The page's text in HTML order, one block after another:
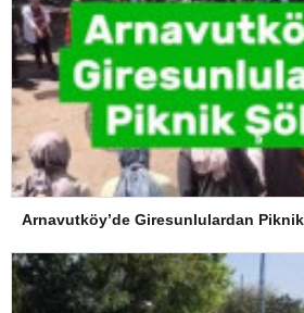
Arnavutköy’de Giresunlulardan